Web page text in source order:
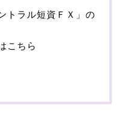
トラル短資ＦＸ」の
こちら